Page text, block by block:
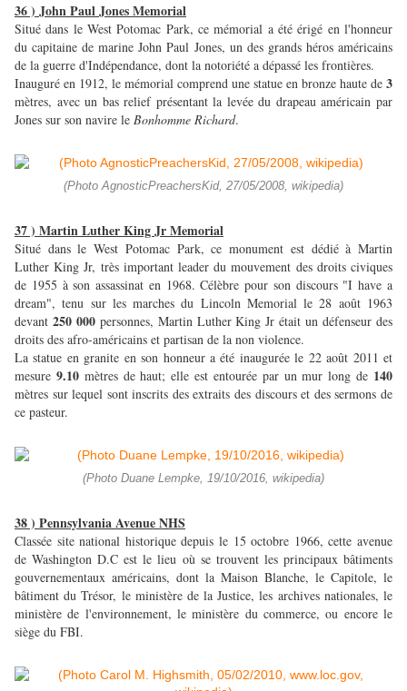
36 ) John Paul Jones Memorial
Situé dans le West Potomac Park, ce mémorial a été érigé en l'honneur
du capitaine de marine John Paul Jones, un des grands héros américains
de la guerre d'Indépendance, dont la notoriété a dépassé les frontières.
Inauguré en 1912, le mémorial comprend une statue en bronze haute de 3
mètres, avec un bas relief présentant la levée du drapeau américain par
Jones sur son navire le Bonhomme Richard.
(Photo AgnosticPreachersKid, 27/05/2008, wikipedia)
37 ) Martin Luther King Jr Memorial
Situé dans le West Potomac Park, ce monument est dédié à Martin
Luther King Jr, très important leader du mouvement des droits civiques
de 1955 à son assassinat en 1968. Célèbre pour son discours "I have a
dream", tenu sur les marches du Lincoln Memorial le 28 août 1963
devant 250 000personnes, Martin Luther King Jr était un défenseur des
droits des afro-américains et partisan de la non violence.
La statue en granite en son honneur a été inaugurée le 22 août 2011 et
mesure 9.10 mètres de haut; elle est entourée par un mur long de 140
mètres sur lequel sont inscrits des extraits des discours et des sermons de
ce pasteur.
(Photo Duane Lempke, 19/10/2016, wikipedia)
38 ) Pennsylvania Avenue NHS
Classée site national historique depuis le 15 octobre 1966, cette avenue
de Washington D.C est le lieu où se trouvent les principaux bâtiments
gouvernementaux américains, dont la Maison Blanche, le Capitole, le
bâtiment du Trésor, le ministère de la Justice, les archives nationales, le
ministère de l'environnement, le ministère du commerce, ou encore le
siège du FBI.